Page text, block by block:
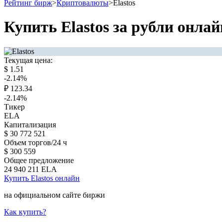
Рейтинг бирж>Криптовалюты>Elastos
Купить Elastos за рубли
Текущая цена:
$ 1.51
-2.14%
₽ 123.34
-2.14%
Тикер
ELA
Капитализация
$ 30 772 521
Объем торгов/24 ч
$ 300 559
Общее предложение
24 940 211 ELA
Купить Elastos онлайн
на официальном сайте биржи
Как купить?